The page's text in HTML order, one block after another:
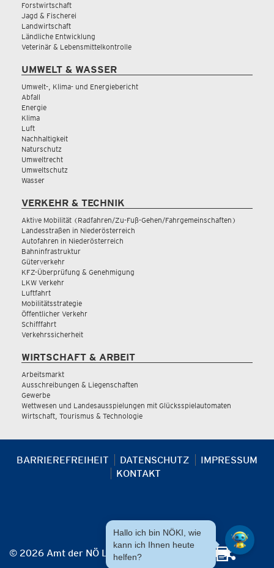
Forstwirtschaft
Jagd & Fischerei
Landwirtschaft
Ländliche Entwicklung
Veterinär & Lebensmittelkontrolle
UMWELT & WASSER
Umwelt-, Klima- und Energiebericht
Abfall
Energie
Klima
Luft
Nachhaltigkeit
Naturschutz
Umweltrecht
Umweltschutz
Wasser
VERKEHR & TECHNIK
Aktive Mobilität (Radfahren/Zu-Fuß-Gehen/Fahrgemeinschaften)
Landesstraßen in Niederösterreich
Autofahren in Niederösterreich
Bahninfrastruktur
Güterverkehr
KFZ-Überprüfung & Genehmigung
LKW Verkehr
Luftfahrt
Mobilitätsstrategie
Öffentlicher Verkehr
Schifffahrt
Verkehrssicherheit
WIRTSCHAFT & ARBEIT
Arbeitsmarkt
Ausschreibungen & Liegenschaften
Gewerbe
Wettwesen und Landesausspielungen mit Glücksspielautomaten
Wirtschaft, Tourismus & Technologie
BARRIEREFREIHEIT DATENSCHUTZ
IMPRESSUM
KONTAKT
© 2026 Amt der NÖ Landesregierung
Hallo ich bin NÖKI, wie
kann ich Ihnen heute
helfen?